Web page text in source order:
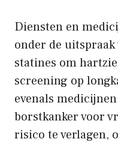
Diensten en
onder de
statines om
screening op
evenals
borstkanker voor
risico te verlagen,